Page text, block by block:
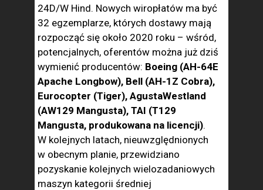
24D/W Hind. Nowych wiropłatów ma być
32 egzemplarze, których dostawy mają
rozpocząć się około 2020 roku – wśród,
potencjalnych, oferentów można już dziś
wymienić producentów: Boeing (AH-64E
Apache Longbow), Bell (AH-1Z Cobra),
Eurocopter (Tiger), AgustaWestland
(AW129 Mangusta), TAI (T129
Mangusta, produkowana na licencji).
W kolejnych latach, nieuwzględnionych
w obecnym planie, przewidziano
pozyskanie kolejnych wielozadaniowych
maszyn kategorii średniej